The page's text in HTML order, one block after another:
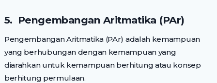
5. Pengembangan Aritmatika (PAr)
Pengembangan Aritmatika (PAr) adalah kemampuan
yang berhubungan dengan kemampuan yang
diarahkan untuk kemampuan berhitung atau konsep
berhitung permulaan.